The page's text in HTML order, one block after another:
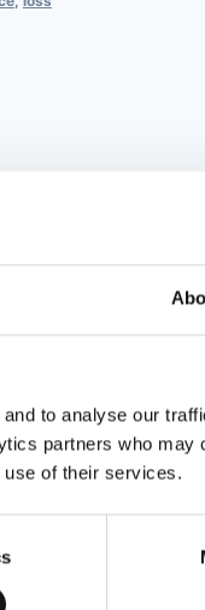
to analyse our
partners who may
use of their services.
Erksavärviline